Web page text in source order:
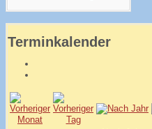
Terminkalender